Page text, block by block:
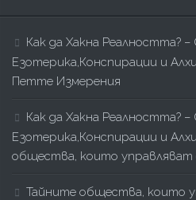
Как да Хакна Реалността?
Езотерика,Конспирации и
Петте Измерения
Как да Хакна Реалността?
Езотерика,Конспирации и
общества, които
Тайните общества, които